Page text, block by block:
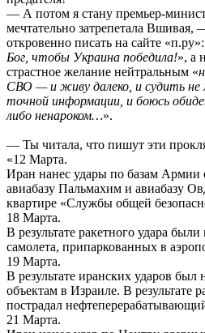
— А потом я стану премьер-
мечтательно затрепетала Вшивая,
откровенно писать на сайте
Бог, чтобы Украина победила!», а
страстное желание нейтральным «
СВО — и живу далеко, и судить не
точной информации, и боюсь
либо ненароком…».
— Ты читала, что пишут эти
«12 Марта.
Иран нанес удары по базам Армии
авиабазу Пальмахим и авиабазу
квартире «Службы общей
18 Марта.
В результате ракетного удара
самолета, припаркованных в
19 Марта.
В результате иранских ударов
объектам в Израиле. В результате
пострадал
21 Марта.